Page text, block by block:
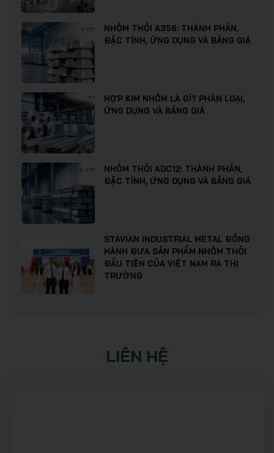
NHÔM THỎI A356: THÀNH PHẦN,
ĐẶC TÍNH, ỨNG DỤNG VÀ BẢNG GIÁ
HỢP KIM NHÔM LÀ GÌ? PHÂN LOẠI,
ỨNG DỤNG VÀ BẢNG GIÁ
NHÔM THỎI ADC12: THÀNH PHẦN,
ĐẶC TÍNH, ỨNG DỤNG VÀ BẢNG GIÁ
STAVIAN INDUSTRIAL METAL ĐỒNG
HÀNH ĐƯA SẢN PHẨM NHÔM THỎI
ĐẦU TIÊN CỦA VIỆT NAM RA THỊ
TRƯỜNG
LIÊN HỆ